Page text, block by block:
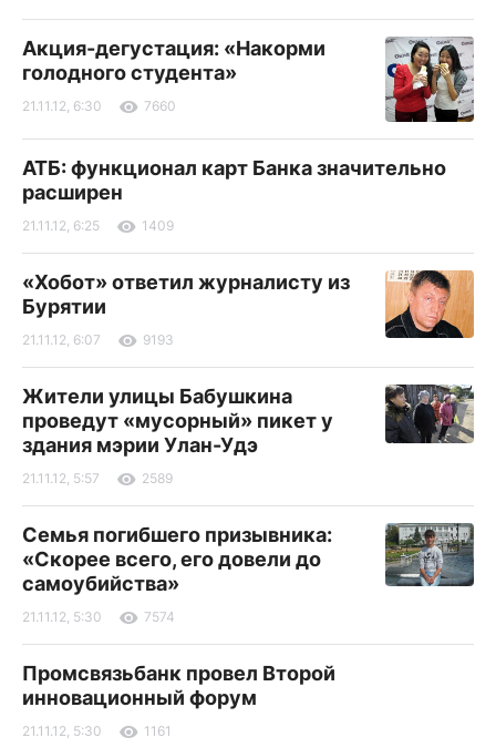
Акция-дегустация: «Накорми
голодного студента»
21.11.12, 6:30 7660
АТБ: функционал карт Банка значительно
расширен
21.11.12, 6:25 1409
«Хобот» ответил журналисту из
Бурятии
21.11.12, 6:07 9193
Жители улицы Бабушкина
проведут «мусорный» пикет у
здания мэрии Улан-Удэ
21.11.12, 5:57 2589
Семья погибшего призывника:
«Скорее всего, его довели до
самоубийства»
21.11.12, 5:30 7574
Промсвязьбанк провел Второй
инновационный форум
21.11.12, 5:30 1161